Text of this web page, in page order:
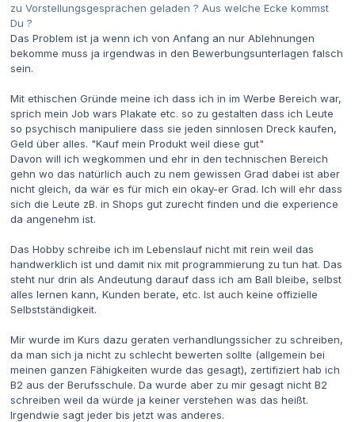
zu Vorstellungsgesprächen geladen ? Aus welche Ecke kommst
Du ?
Das Problem ist ja wenn ich von Anfang an nur Ablehnungen
bekomme muss ja irgendwas in den Bewerbungsunterlagen falsch
sein.
Mit ethischen Gründe meine ich dass ich in im Werbe Bereich war,
sprich mein Job wars Plakate etc. so zu gestalten dass ich Leute
so psychisch manipuliere dass sie jeden sinnlosen Dreck kaufen,
Geld über alles. "Kauf mein Produkt weil diese gut"
Davon will ich wegkommen und ehr in den technischen Bereich
gehn wo das natürlich auch zu nem gewissen Grad dabei ist aber
nicht gleich, da wär es für mich ein okay-er Grad. Ich will ehr dass
sich die Leute zB. in Shops gut zurecht finden und die experience
da angenehm ist.
Das Hobby schreibe ich im Lebenslauf nicht mit rein weil das
handwerklich ist und damit nix mit programmierung zu tun hat. Das
steht nur drin als Andeutung darauf dass ich am Ball bleibe, selbst
alles lernen kann, Kunden berate, etc. Ist auch keine offizielle
Selbstständigkeit.
Mir wurde im Kurs dazu geraten verhandlungssicher zu schreiben,
da man sich ja nicht zu schlecht bewerten sollte (allgemein bei
meinen ganzen Fähigkeiten wurde das gesagt), zertifiziert hab ich
B2 aus der Berufsschule. Da wurde aber zu mir gesagt nicht B2
schreiben weil da würde ja keiner verstehen was das heißt.
Irgendwie sagt jeder bis jetzt was anderes.